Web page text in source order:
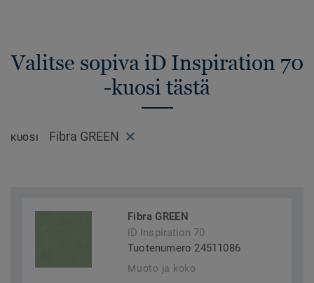
Valitse sopiva iD Inspiration 70
-kuosi tästä
KUOSI Fibra GREEN
Fibra GREEN
iD Inspiration 70
Tuotenumero 24511086
Muoto ja koko